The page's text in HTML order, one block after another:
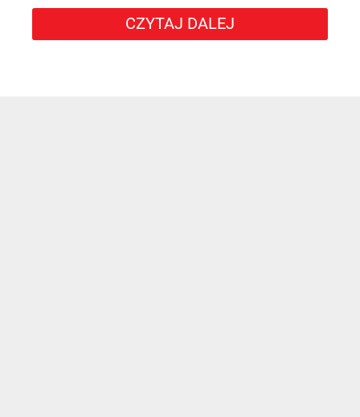
CZYTAJ DALEJ